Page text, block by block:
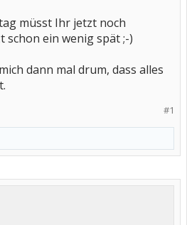
müsst Ihr jetzt noch
schon ein wenig spät ;-)
dann mal drum, dass alles
#1